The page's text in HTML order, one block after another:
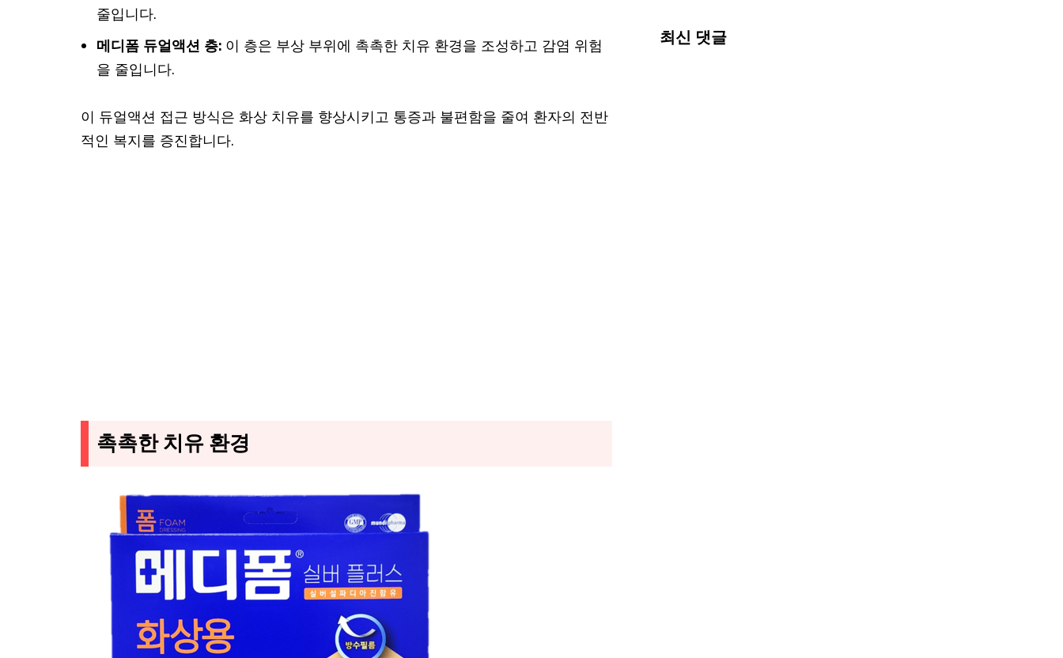
줄입니다.
메디폼 듀얼액션 층: 이 층은 부상 부위에 촉촉한 치유 환경을 조성하고 감염 위험
을 줄입니다.
이 듀얼액션 접근 방식은 화상 치유를 향상시키고 통증과 불편함을 줄여 환자의 전반
적인 복지를 증진합니다.
촉촉한 치유 환경
최신 댓글